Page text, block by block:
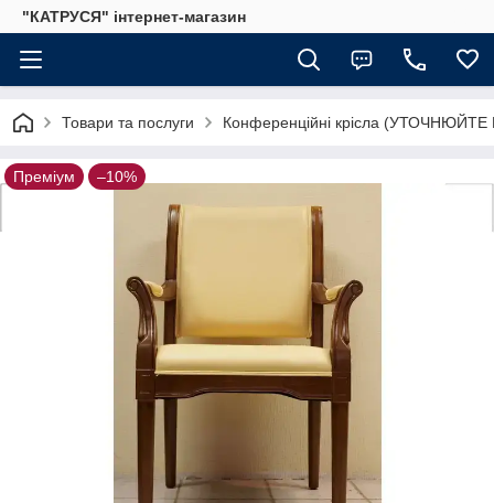
"КАТРУСЯ" інтернет-магазин
Товари та послуги Конференційні крісла
Преміум –10%